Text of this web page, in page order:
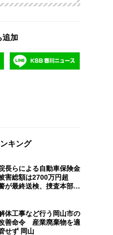
追加
キング
長らによる自動車保険金
害総額は2700万円超
が最終送検、捜査本部解
体工事など行う岡山市の
善命令 産業廃棄物を適
せず 岡山